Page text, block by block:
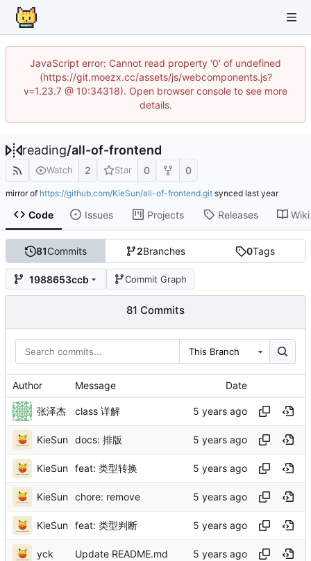
JavaScript error: Cannot read property '0' of undefined
(https://git.moezx.cc/assets/js/webcomponents.js?
v=1.23.7 @ 10:34318). Open browser console to see more
details.
reading/all-of-frontend
Watch 2 Star 0 0
mirror of https://github.com/KieSun/all-of-frontend.git synced
Code Issues Projects Releases Wiki
81Commits 2Branches 0Tags
1988653ccb Commit Graph
81 Commits
This Branch
Author Message Date
张泽杰 class 详解
KieSun docs: 排版
KieSun feat: 类型转换
KieSun chore: remove
KieSun feat: 类型判断
yck Update README.md